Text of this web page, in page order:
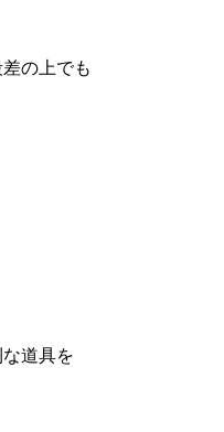
の上でも
道具を